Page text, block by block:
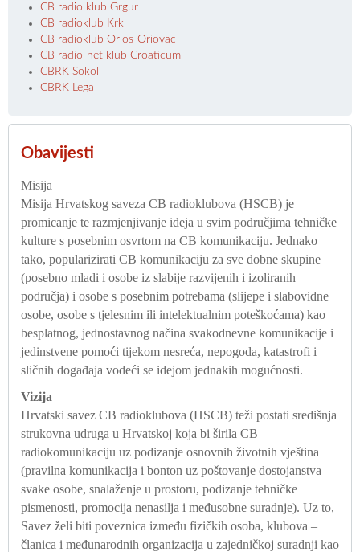
CB radio klub Grgur
CB radioklub Krk
CB radioklub Orios-Oriovac
CB radio-net klub Croaticum
CBRK Sokol
CBRK Lega
Obavijesti
Misija
Misija Hrvatskog saveza CB radioklubova (HSCB) je
promicanje te razmjenjivanje ideja u svim područjima tehničke
kulture s posebnim osvrtom na CB komunikaciju. Jednako
tako, popularizirati CB komunikaciju za sve dobne skupine
(posebno mladi i osobe iz slabije razvijenih i izoliranih
područja) i osobe s posebnim potrebama (slijepe i slabovidne
osobe, osobe s tjelesnim ili intelektualnim poteškoćama) kao
besplatnog, jednostavnog načina svakodnevne komunikacije i
jedinstvene pomoći tijekom nesreća, nepogoda, katastrofi i
sličnih događaja vodeći se idejom jednakih mogućnosti.
Vizija
Hrvatski savez CB radioklubova (HSCB) teži postati središnja
strukovna udruga u Hrvatskoj koja bi širila CB
radiokomunikaciju uz podizanje osnovnih životnih vještina
(pravilna komunikacija i bonton uz poštovanje dostojanstva
svake osobe, snalaženje u prostoru, podizanje tehničke
pismenosti, promocija nenasilja i međusobne suradnje). Uz to,
Savez želi biti poveznica između fizičkih osoba, klubova –
članica i međunarodnih organizacija u zajedničkoj suradnji kao